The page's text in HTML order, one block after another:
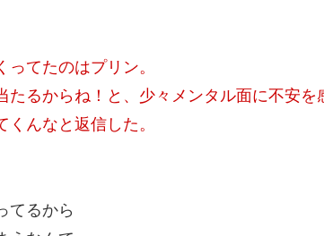
てたのはプリン。
るからね！と、少々メンタル面に不安を
んなと返信した。
てるから